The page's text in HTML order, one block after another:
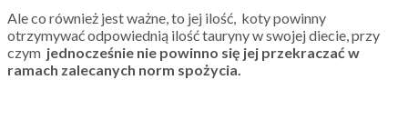
Ale co również jest ważne, to jej ilość, koty powinny
otrzymywać odpowiednią ilość tauryny w swojej diecie, przy
czym jednocześnie nie powinno się jej przekraczać w
ramach zalecanych norm spożycia.